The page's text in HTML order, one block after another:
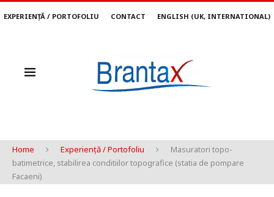
EXPERIENȚĂ / PORTOFOLIU CONTACT ENGLISH (UK, INTERNATIONAL)
Home Experiență / Portofoliu
Masuratori topo-
batimetrice, stabilirea conditiilor topografice (statia de pompare
Facaeni)